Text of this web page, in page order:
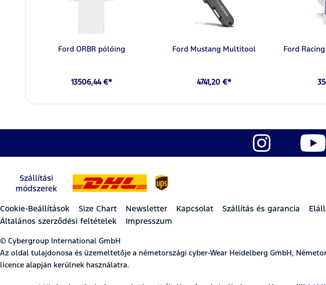
Ford ORBR pólóing
13506,44 €*
Ford Mustang Multitool
4741,20 €*
Ford
Szállítási
módszerek
Cookie-Beállítások Size Chart Newsletter Kapcsolat Szállítás és garancia
Általános szerződési feltételek
Impresszum
© Cybergroup International GmbH
Az oldal tulajdonosa és üzemeltetője a németországi cyber-Wear Heidelberg GmbH,
licence alapján kerülnek használatra.